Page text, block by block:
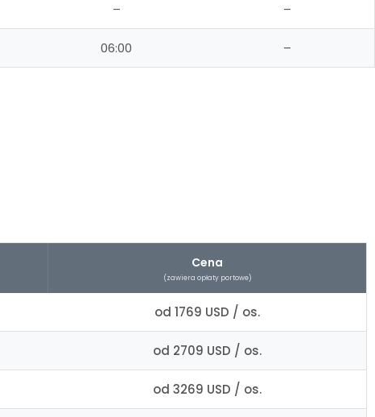
– –
06:00 –
Cena
(zawiera opłaty portowe)
od 1769 USD / os.
od 2709 USD / os.
od 3269 USD / os.